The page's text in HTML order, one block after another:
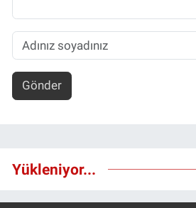
Gönder
Yükleniyor...